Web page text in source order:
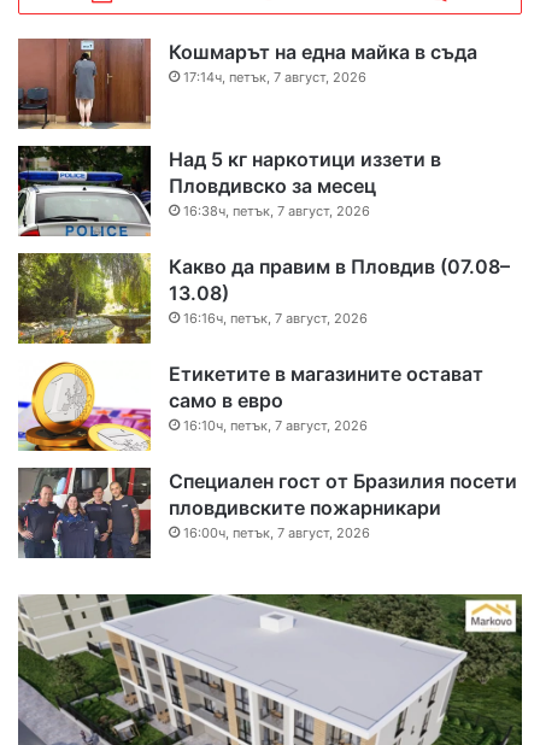
Кошмарът на една майка в съда
17:14ч, петък, 7 август, 2026
Над 5 кг наркотици иззети в
Пловдивско за месец
16:38ч, петък, 7 август, 2026
Какво да правим в Пловдив (07.08–
13.08)
16:16ч, петък, 7 август, 2026
Етикетите в магазините остават
само в евро
16:10ч, петък, 7 август, 2026
Специален гост от Бразилия посети
пловдивските пожарникари
16:00ч, петък, 7 август, 2026